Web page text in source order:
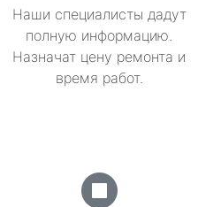
Наши специалисты дадут
полную информацию.
Назначат цену ремонта и
время работ.